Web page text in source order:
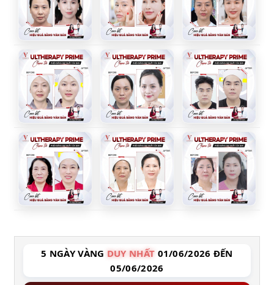
5 NGÀY VÀNG DUY NHẤT 01/06/2026 ĐẾN
05/06/2026